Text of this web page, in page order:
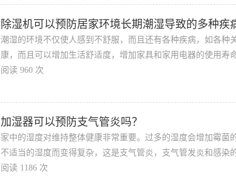
除湿机可以预防居家环境长期潮湿导致的多种疾
潮湿的环境不仅使人感到不舒服，而且还有各种疾病，如各
康，而且可以增加生活舒适度，增加家具和家用电器的使用寿
阅读 960 次
加湿器可以预防支气管炎吗？
家中的湿度对维持整体健康非常重要。过多的湿度会增加霉
不适当的湿度而变得复杂，这是支气管炎，支气管发炎和感染
阅读 1186 次